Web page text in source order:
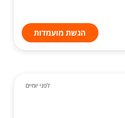
הגשת מועמדות
לפני יומיים